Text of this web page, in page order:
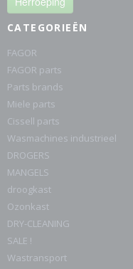
CATEGORIEËN
FAGOR
FAGOR parts
Parts brands
Miele parts
Cissell parts
Wasmachines industrieel
DROGERS
MANGELS
droogkast
Ozonkast
DRY-CLEANING
SALE !
Wastransport